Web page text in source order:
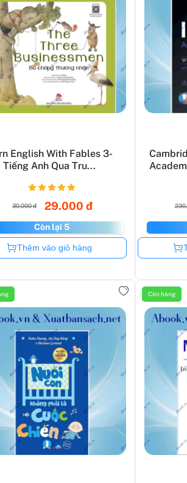
English With Fables 3-
Tiếng Anh Qua Tru...
30.000 đ 29.000 đ
Còn lại 5
Còn hàng
Thêm vào giỏ hàng
Còn hàng